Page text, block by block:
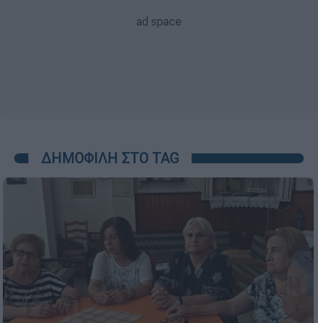
ΔΗΜΟΦΙΛΗ ΣΤΟ TAG